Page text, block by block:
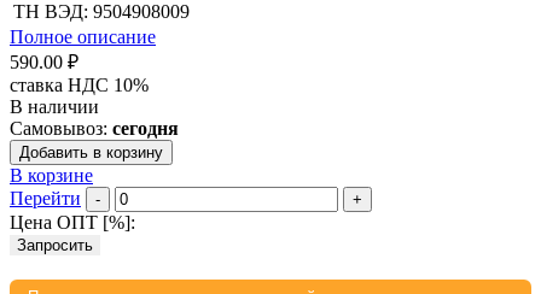
ТН ВЭД: 9504908009
Полное описание
590.00 ₽
ставка НДС 10%
В наличии
Самовывоз: сегодня
Добавить в корзину
В корзине
Перейти
- +
Цена ОПТ [%]:
Запросить